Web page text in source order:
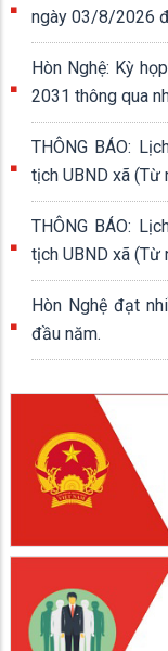
ngày 03/8/2026
Hòn Nghệ: Kỳ
2031 thông qua
THÔNG BÁO:
tịch UBND xã
THÔNG BÁO:
tịch UBND xã
Hòn Nghệ đạt
đầu năm.